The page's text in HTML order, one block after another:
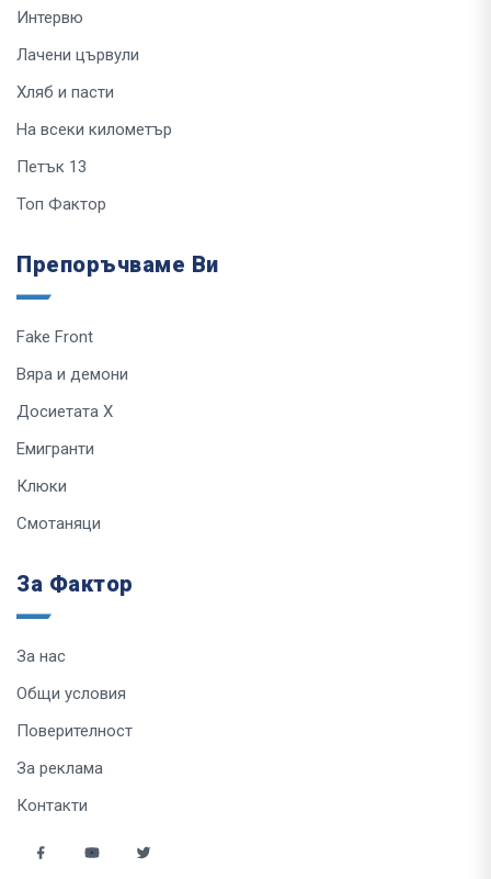
Интервю
Лачени цървули
Хляб и пасти
На всеки километър
Петък 13
Топ Фактор
Препоръчваме Ви
Fake Front
Вяра и демони
Досиетата Х
Емигранти
Клюки
Смотаняци
За Фактор
За нас
Общи условия
Поверителност
За реклама
Контакти